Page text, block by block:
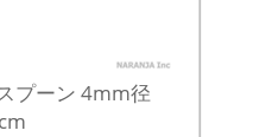
プーン 4mm径